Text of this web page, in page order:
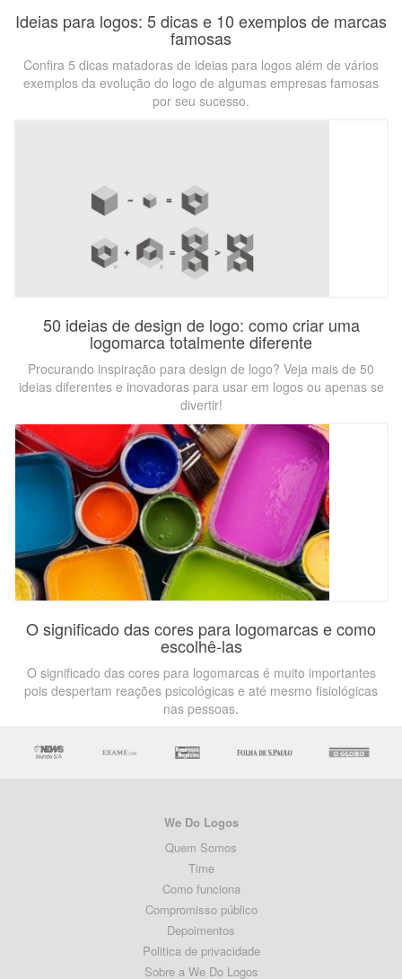
Ideias para logos: 5 dicas e 10 exemplos de marcas
famosas
Confira 5 dicas matadoras de ideias para logos além de vários
exemplos da evolução do logo de algumas empresas famosas
por seu sucesso.
50 ideias de design de logo: como criar uma
logomarca totalmente diferente
Procurando inspiração para design de logo? Veja mais de 50
ideias diferentes e inovadoras para usar em logos ou apenas se
divertir!
O significado das cores para logomarcas e como
escolhê-las
O significado das cores para logomarcas é muito importantes
pois despertam reações psicológicas e até mesmo fisiológicas
nas pessoas.
We Do Logos
Quem Somos
Time
Como funciona
Compromisso público
Depoimentos
Politica de privacidade
Sobre a We Do Logos